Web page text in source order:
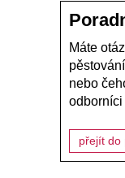
Máte
nebo
odborníci
přejít do